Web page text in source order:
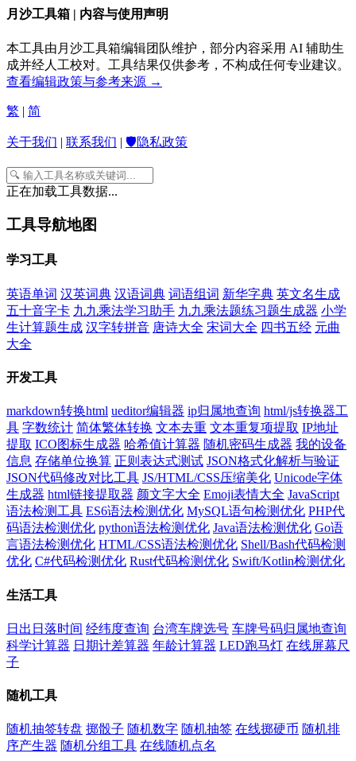
月沙工具箱 | 内容与使用声明
本工具由月沙工具箱编辑团队维护，部分内容采用 AI 辅助生
成并经人工校对。工具结果仅供参考，不构成任何专业建议。
查看编辑政策与参考来源 →
繁 | 简
关于我们 | 联系我们 | 🛡️隐私政策
正在加载工具数据...
工具导航地图
学习工具
英语单词 汉英词典 汉语词典 词语组词 新华字典 英文名生成
五十音字卡 九九乘法学习助手 九九乘法题练习题生成器 小学
生计算题生成 汉字转拼音 唐诗大全 宋词大全 四书五经 元曲
大全
开发工具
markdown转换html ueditor编辑器 ip归属地查询 html/js转换器工
具 字数统计 简体繁体转换 文本去重 文本重复项提取 IP地址
提取 ICO图标生成器 哈希值计算器 随机密码生成器 我的设备
信息 存储单位换算 正则表达式测试 JSON格式化解析与验证
JSON代码修改对比工具 JS/HTML/CSS压缩美化 Unicode字体
生成器 html链接提取器 颜文字大全 Emoji表情大全 JavaScript
语法检测工具 ES6语法检测优化 MySQL语句检测优化 PHP代
码语法检测优化 python语法检测优化 Java语法检测优化 Go语
言语法检测优化 HTML/CSS语法检测优化 Shell/Bash代码检测
优化 C#代码检测优化 Rust代码检测优化 Swift/Kotlin检测优化
生活工具
日出日落时间 经纬度查询 台湾车牌选号 车牌号码归属地查询
科学计算器 日期计差算器 年龄计算器 LED跑马灯 在线屏幕尺
子
随机工具
随机抽签转盘 掷骰子 随机数字 随机抽签 在线掷硬币 随机排
序产生器 随机分组工具 在线随机点名